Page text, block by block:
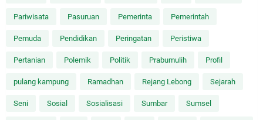
Pariwisata Pasuruan Pemerinta Pemerintah
Pemuda Pendidikan Peringatan Peristiwa
Pertanian Polemik Politik Prabumulih Profil
pulang kampung Ramadhan Rejang Lebong Sejarah
Seni Sosial Sosialisasi Sumbar Sumsel